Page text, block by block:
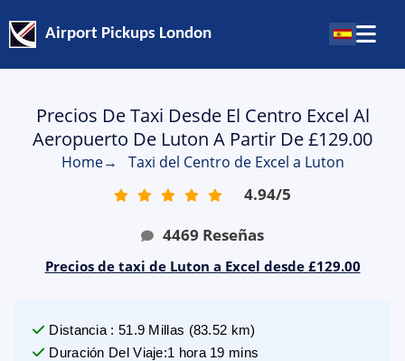
Airport Pickups London
Precios De Taxi Desde El Centro Excel Al
Aeropuerto De Luton A Partir De £129.00
Home→ Taxi del Centro de Excel a Luton
4.94/5
4469 Reseñas
Precios de taxi de Luton a Excel desde £129.00
Distancia : 51.9 Millas (83.52 km)
Duración Del Viaje:1 hora 19 mins